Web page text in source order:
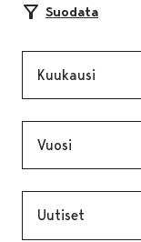
Suodata